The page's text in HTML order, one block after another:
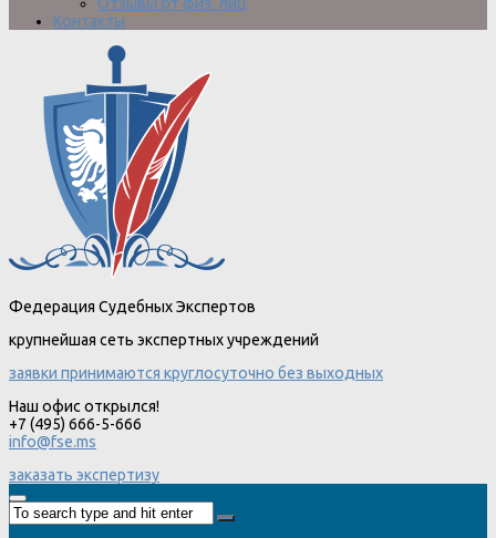
Отзывы от физ. лиц
Контакты
Федерация Судебных Экспертов
крупнейшая сеть экспертных учреждений
заявки принимаются круглосуточно без выходных
Наш офис открылся!
+7 (495) 666-5-666
info@fse.ms
заказать экспертизу